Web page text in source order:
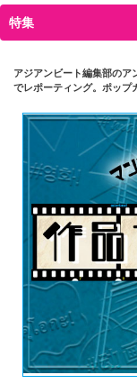
特集
アジアンビート編集部のア
でレポーティング。ポップ